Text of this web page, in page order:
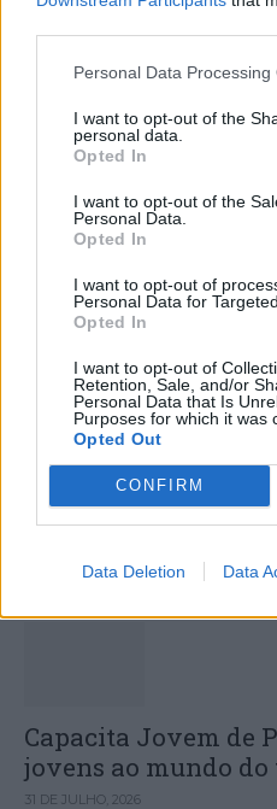
Personal Data Processing
I want to opt-out of the
personal data.
Opted In
I want to opt-out of the
Personal Data.
Opted In
I want to opt-out of
Personal Data for
Opted In
I want to opt-out of
Retention, Sale, and/or
Personal Data that Is
Purposes for which it was
Opted Out
CONFIRM
Data Deletion Data
Colheita de sangue
Hospital Sousa
de agosto
DESTAQUES
Deputados do PSD
Sinfónica da
Capacita Jovem de
jovens ao mundo
31 DE JULHO, 2026